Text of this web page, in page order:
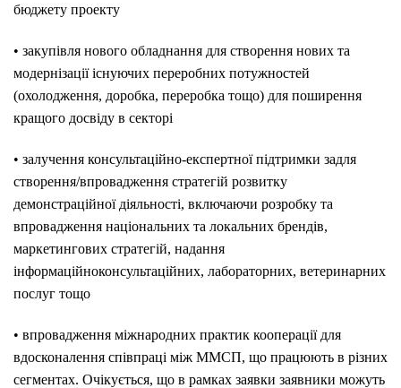
бюджету проекту
• закупівля нового обладнання для створення нових та
модернізації існуючих переробних потужностей
(охолодження, доробка, переробка тощо) для поширення
кращого досвіду в секторі
• залучення консультаційно-експертної підтримки задля
створення/впровадження стратегій розвитку
демонстраційної діяльності, включаючи розробку та
впровадження національних та локальних брендів,
маркетингових стратегій, надання
інформаційноконсультаційних, лабораторних, ветеринарних
послуг тощо
• впровадження міжнародних практик кооперації для
вдосконалення співпраці між ММСП, що працюють в різних
сегментах. Очікується, що в рамках заявки заявники можуть